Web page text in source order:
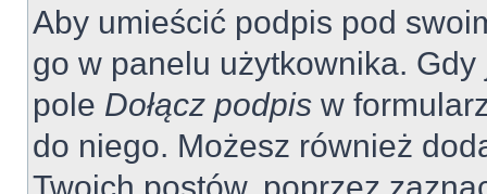
Aby umieścić podpis pod
go w panelu użytkownika.
pole Dołącz podpis w
do niego. Możesz również